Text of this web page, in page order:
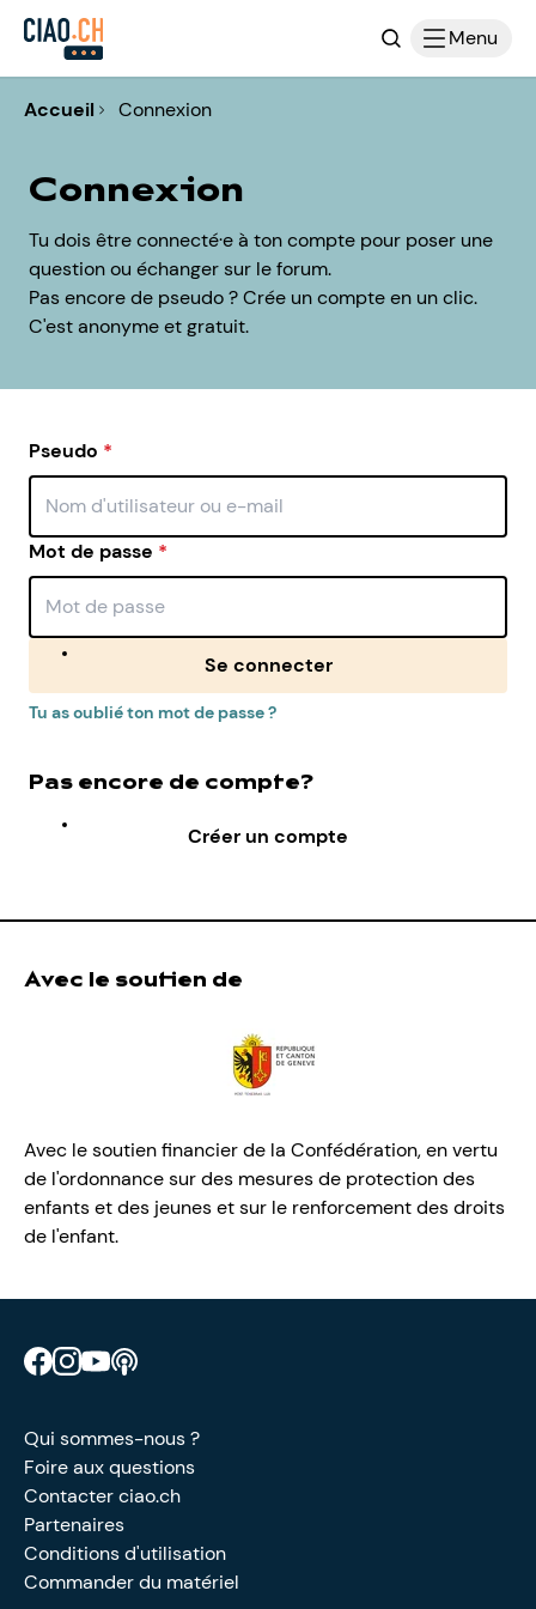
Recherche
Menu
Accueil Connexion
Connexion
Tu dois être connecté·e à ton compte pour poser une
question ou échanger sur le forum.
Pas encore de pseudo ? Crée un compte en un clic.
C'est anonyme et gratuit.
Pseudo *
Mot de passe *
Se connecter
Tu as oublié ton mot de passe ?
Pas encore de compte?
Créer un compte
Avec le soutien de
Avec le soutien financier de la Confédération, en vertu
de l'ordonnance sur des mesures de protection des
enfants et des jeunes et sur le renforcement des droits
de l'enfant.
Retrouve CIAO sur Facebook
Retrouve CIAO sur Instagram
Retrouve CIAO sur YouTube
Qui sommes-nous ?
Foire aux questions
Contacter ciao.ch
Partenaires
Conditions d'utilisation
Commander du matériel